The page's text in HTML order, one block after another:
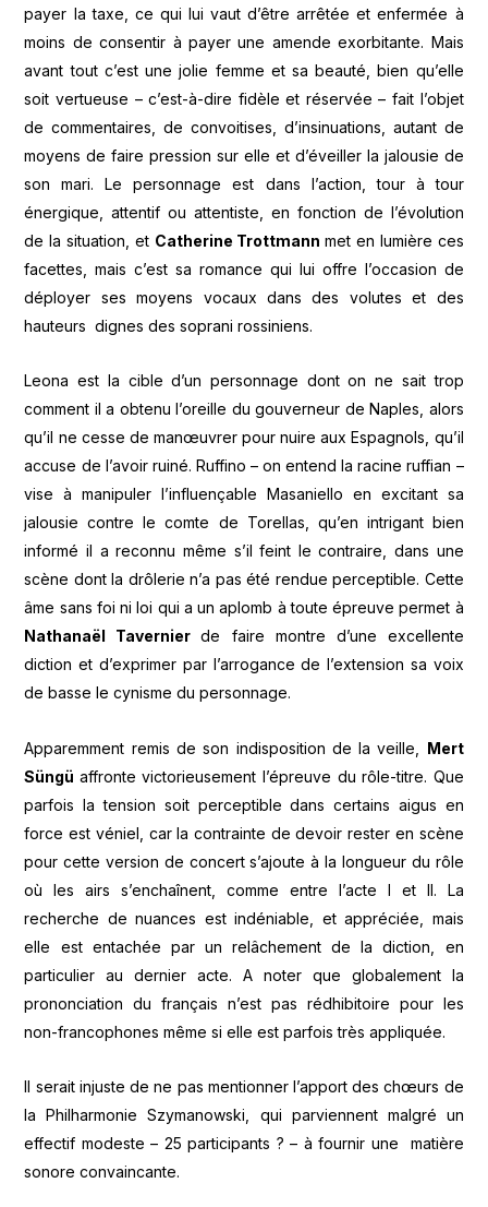
payer la taxe, ce qui lui vaut d’être arrêtée et enfermée à
moins de consentir à payer une amende exorbitante. Mais
avant tout c’est une jolie femme et sa beauté, bien qu’elle
soit vertueuse – c’est-à-dire fidèle et réservée – fait l’objet
de commentaires, de convoitises, d’insinuations, autant de
moyens de faire pression sur elle et d’éveiller la jalousie de
son mari. Le personnage est dans l’action, tour à tour
énergique, attentif ou attentiste, en fonction de l’évolution
de la situation, et Catherine Trottmannmet en lumière ces
facettes, mais c’est sa romance qui lui offre l’occasion de
déployer ses moyens vocaux dans des volutes et des
hauteurs dignes des soprani rossiniens.
Leona est la cible d’un personnage dont on ne sait trop
comment il a obtenu l’oreille du gouverneur de Naples, alors
qu’il ne cesse de manœuvrer pour nuire aux Espagnols, qu’il
accuse de l’avoir ruiné. Ruffino – on entend la racine ruffian –
vise à manipuler l’influençable Masaniello en excitant sa
jalousie contre le comte de Torellas, qu’en intrigant bien
informé il a reconnu même s’il feint le contraire, dans une
scène dont la drôlerie n’a pas été rendue perceptible. Cette
âme sans foi ni loi qui a un aplomb à toute épreuve permet à
Nathanaël Tavernierde faire montre d’une excellente
diction et d’exprimer par l’arrogance de l’extension sa voix
de basse le cynisme du personnage.
Apparemment remis de son indisposition de la veille, Mert
Süngü affronte victorieusement l’épreuve du rôle-titre. Que
parfois la tension soit perceptible dans certains aigus en
force est véniel, car la contrainte de devoir rester en scène
pour cette version de concert s’ajoute à la longueur du rôle
où les airs s’enchaînent, comme entre l’acte I et II. La
recherche de nuances est indéniable, et appréciée, mais
elle est entachée par un relâchement de la diction, en
particulier au dernier acte. A noter que globalement la
prononciation du français n’est pas rédhibitoire pour les
non-francophones même si elle est parfois très appliquée.
Il serait injuste de ne pas mentionner l’apport des chœurs de
la Philharmonie Szymanowski, qui parviennent malgré un
effectif modeste – 25 participants ? – à fournir une matière
sonore convaincante.